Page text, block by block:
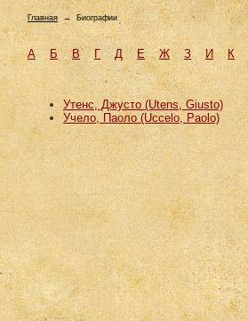
Главная→ Биографии
А Б В Г Д Е Ж З И К
Утенс, Джусто (Utens, Giusto)
Учело, Паоло (Uccelo, Paolo)